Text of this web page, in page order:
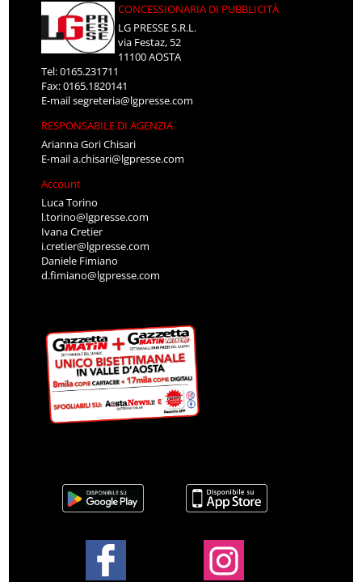
CONCESSIONARIA DI PUBBLICITÀ
LG PRESSE S.R.L.
via Festaz, 52
11100 AOSTA
Tel: 0165.231711
Fax: 0165.1820141
E-mailsegreteria@lgpresse.com
RESPONSABILE DI AGENZIA
Arianna Gori Chisari
E-maila.chisari@lgpresse.com
Account
Luca Torino
l.torino@lgpresse.com
Ivana Cretier
i.cretier@lgpresse.com
Daniele Fimiano
d.fimiano@lgpresse.com